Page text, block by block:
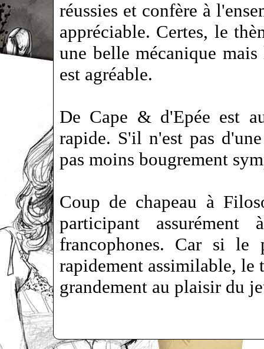
réussies et confère à
appréciable. Certes, le
une belle mécanique
est agréable.
De Cape & d'Epée est
rapide. S'il n'est pas
pas moins bougrement
Coup de chapeau à
participant
francophones. Car si le
rapidement assimilable, le
grandement au plaisir du